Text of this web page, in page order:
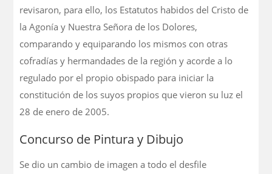
revisaron, para ello, los Estatutos habidos del Cristo de
la Agonía y Nuestra Señora de los Dolores,
comparando y equiparando los mismos con otras
cofradías y hermandades de la región y acorde a lo
regulado por el propio obispado para iniciar la
constitución de los suyos propios que vieron su luz el
28 de enero de 2005.
Concurso de Pintura y Dibujo
Se dio un cambio de imagen a todo el desfile